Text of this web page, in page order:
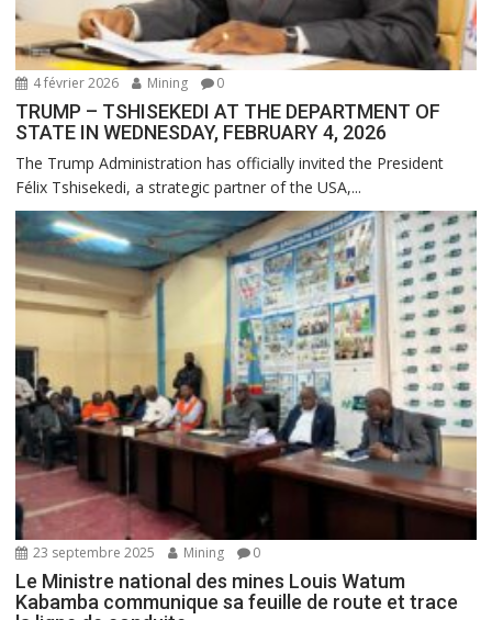
4 février 2026 Mining 0
TRUMP – TSHISEKEDI AT THE DEPARTMENT OF
STATE IN WEDNESDAY, FEBRUARY 4, 2026
The Trump Administration has officially invited the President
Félix Tshisekedi, a strategic partner of the USA,...
23 septembre 2025 Mining 0
Le Ministre national des mines Louis Watum
Kabamba communique sa feuille de route et trace